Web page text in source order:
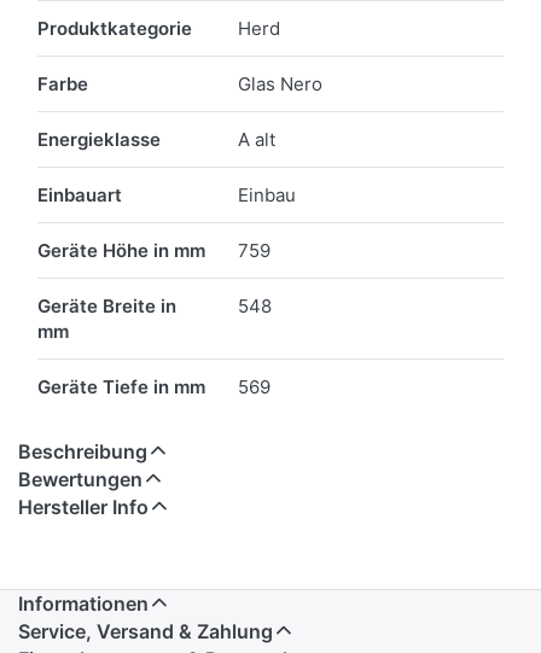
Produktkategorie Herd
Farbe Glas Nero
Energieklasse A alt
Einbauart Einbau
Geräte Höhe in mm 759
Geräte Breite in
mm
548
Geräte Tiefe in mm 569
Beschreibung
Bewertungen
Hersteller Info
Informationen
Service, Versand & Zahlung